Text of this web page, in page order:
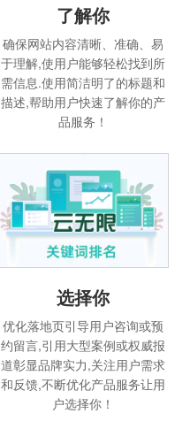
了解你
确保网站内容清晰、准确、易
于理解,使用户能够轻松找到所
需信息.使用简洁明了的标题和
描述,帮助用户快速了解你的产
品服务！
选择你
优化落地页引导用户咨询或预
约留言,引用大型案例或权威报
道彰显品牌实力,关注用户需求
和反馈,不断优化产品服务让用
户选择你！